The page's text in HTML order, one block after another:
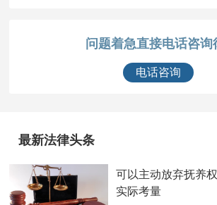
问题着急直接电话咨询
电话咨询
最新法律头条
可以主动放弃抚养
实际考量